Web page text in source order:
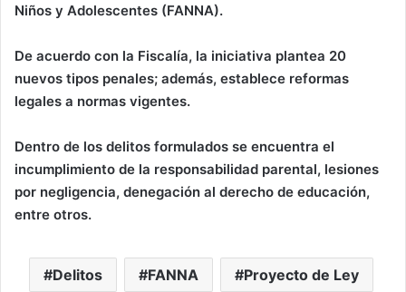
Niños y Adolescentes (FANNA).
De acuerdo con la Fiscalía, la iniciativa plantea 20
nuevos tipos penales; además, establece reformas
legales a normas vigentes.
Dentro de los delitos formulados se encuentra el
incumplimiento de la responsabilidad parental, lesiones
por negligencia, denegación al derecho de educación,
entre otros.
Delitos FANNA Proyecto de Ley